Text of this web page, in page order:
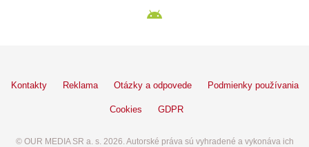
Kontakty Reklama Otázky a odpovede Podmienky používania
Cookies GDPR
© OUR MEDIA SR a. s. 2026. Autorské práva sú vyhradené a vykonáva ich